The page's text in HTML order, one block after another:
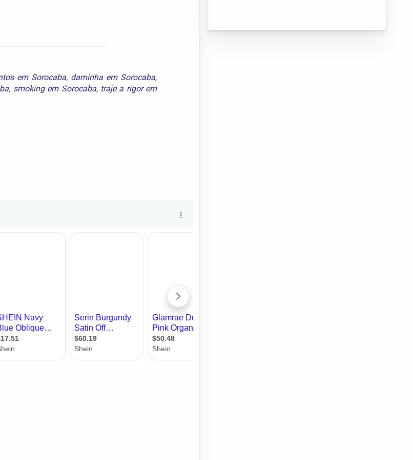
em Sorocaba, daminha em Sorocaba,
, smoking em Sorocaba, traje a rigor em